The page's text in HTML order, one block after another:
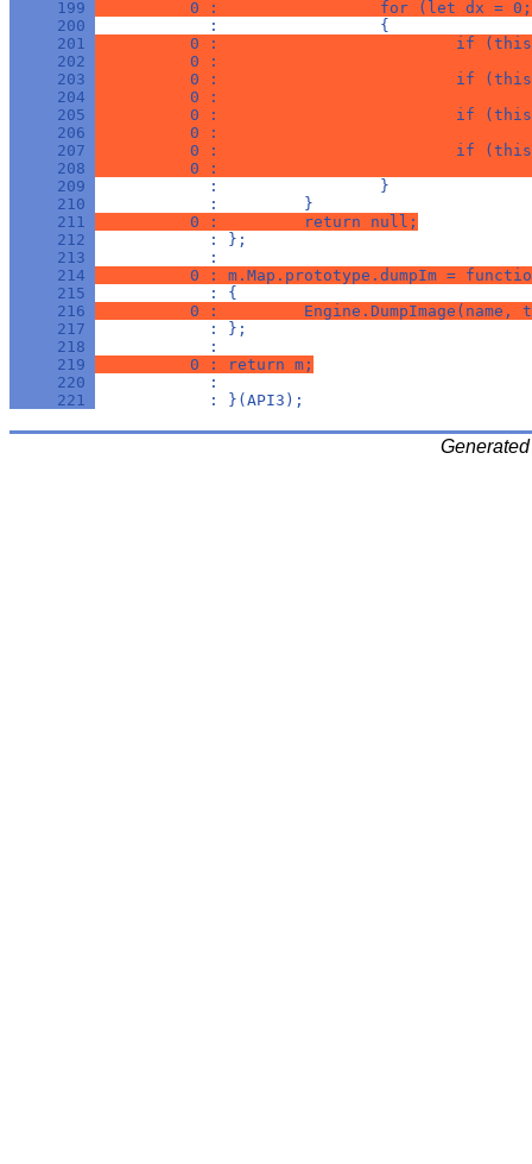
     199
0 :                 for (let dx =
     200
            :                 {
     201
0 :                         if
     202
0 :
     203
0 :                         if
     204
0 :
     205
0 :                         if
     206
0 :
     207
0 :                         if
     208
0 :
     209
            :                 }
     210
            :         }
     211
          0 :         return null;
     212
            : };
     213
            :
     214
0 : m.Map.prototype.dumpIm =
     215
            : {
     216
0 :         Engine.DumpImage(name,
     217
            : };
     218
            :
     219
          0 : return m;
     220
            :
     221
            : }(API3);